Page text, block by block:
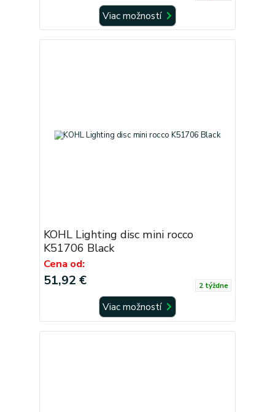
Viac možností
KOHL Lighting disc mini rocco
K51706 Black
Cena od:
51,92 € 2 týždne
Viac možností